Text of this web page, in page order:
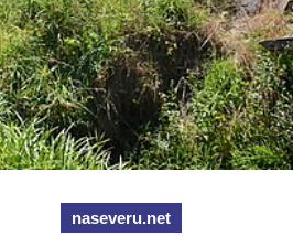
naseveru.net